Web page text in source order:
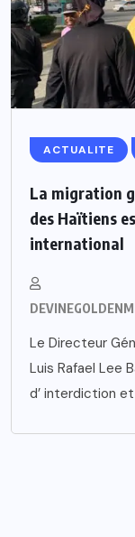
ACTUALITE
La migration
des Haïtiens
international
Le Directeur
Luis Rafael Lee
d’ interdiction